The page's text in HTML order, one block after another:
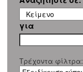
για
Τρέχοντα φίλτρα: